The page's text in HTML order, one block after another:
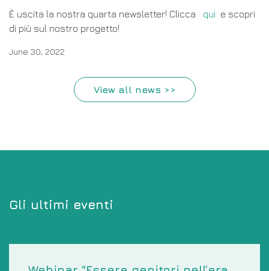
È uscita la nostra quarta newsletter! Clicca qui e scopri
di più sul nostro progetto!
June 30, 2022
View all news >>
Gli ultimi eventi